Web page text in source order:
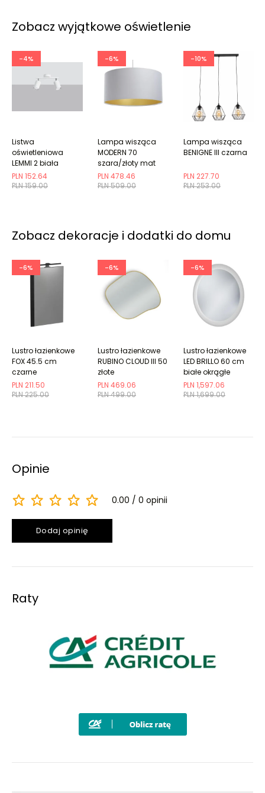
Zobacz wyjątkowe oświetlenie
-4%
PLN 159.00
PLN 152.64
Listwa
oświetleniowa
LEMMI 2 biała
-6%
PLN 509.00
PLN 478.46
Lampa wisząca
MODERN 70
szara/złoty mat
-10%
PLN 253.00
PLN 227.70
Lampa wisząca
BENIGNE III czarna
Zobacz dekoracje i dodatki do domu
-6%
PLN 225.00
PLN 211.50
Lustro łazienkowe
FOX 45.5 cm
czarne
-6%
PLN 499.00
PLN 469.06
Lustro łazienkowe
RUBINO CLOUD III 50
złote
-6%
PLN 1,699.00
PLN 1,597.06
Lustro łazienkowe
LED BRILLO 60 cm
białe okrągłe
Opinie
0.00 0 opinii
Dodaj opinię
Raty